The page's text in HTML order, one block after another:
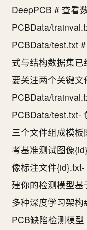
DeepPCB # 查看
PCBData/
PCBData/test.txt
式与结构数据集
要关注两个关键文
PCBData/
PCBData/test.txt-
三个文件组成模
考基准测试图像
像标注文件
建你的检测模型
多种深度学习架
PCB缺陷检测模